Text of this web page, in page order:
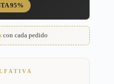
95%
con cada pedido